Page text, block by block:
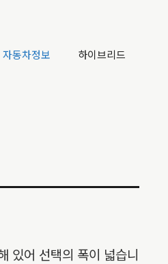
자동차정보 하이브리드
있어 선택의 폭이 넓습니